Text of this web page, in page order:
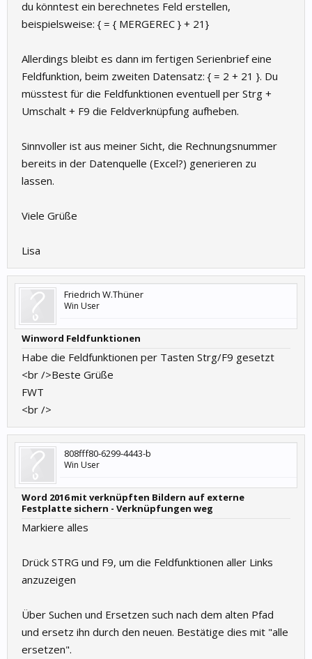
du könntest ein berechnetes Feld erstellen,
beispielsweise: { = { MERGEREC } + 21}
Allerdings bleibt es dann im fertigen Serienbrief eine
Feldfunktion, beim zweiten Datensatz: { = 2 + 21 }. Du
müsstest für die Feldfunktionen eventuell per Strg +
Umschalt + F9 die Feldverknüpfung aufheben.
Sinnvoller ist aus meiner Sicht, die Rechnungsnummer
bereits in der Datenquelle (Excel?) generieren zu
lassen.
Viele Grüße
Lisa
Friedrich W.Thüner
Win User
Winword Feldfunktionen
Habe die Feldfunktionen per Tasten Strg/F9 gesetzt
<br />Beste Grüße
FWT
<br />
808fff80-6299-4443-b
Win User
Word 2016 mit verknüpften Bildern auf externe
Festplatte sichern - Verknüpfungen weg
Markiere alles
Drück STRG und F9, um die Feldfunktionen aller Links
anzuzeigen
Über Suchen und Ersetzen such nach dem alten Pfad
und ersetz ihn durch den neuen. Bestätige dies mit "alle
ersetzen".